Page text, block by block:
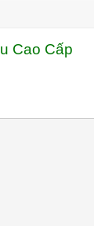
Cao Cấp